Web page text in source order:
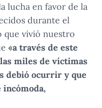
lucha en favor de la
durante el
vivió nuestro
«a través de este
miles de víctimas
debió ocurrir y que